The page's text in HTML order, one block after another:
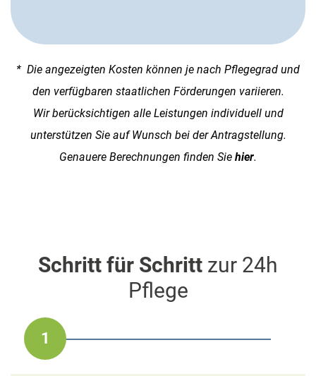
* Die angezeigten Kosten können je nach Pflegegrad und
den verfügbaren staatlichen Förderungen variieren.
Wir berücksichtigen alle Leistungen individuell und
unterstützen Sie auf Wunsch bei der Antragstellung.
Genauere Berechnungen finden Sie hier.
Schritt für Schritt zur 24h
Pflege
1 2 3 4 5